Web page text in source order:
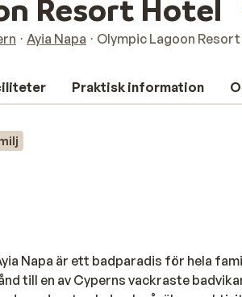
Resort Hotel
Ayia Napa Olympic Lagoon
Praktisk information
Napa är ett badparadis för hela
till en av Cyperns vackraste